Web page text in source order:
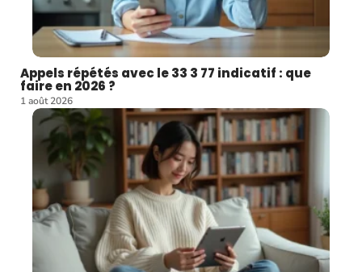
Appels répétés avec le 33 3 77 indicatif : que
faire en 2026 ?
1 août 2026